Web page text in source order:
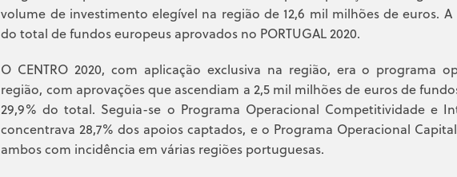
volume de investimento elegível na região de 12,6 mil milhões de euros. A
do total de fundos europeus aprovados no PORTUGAL 2020.
O CENTRO 2020, com aplicação exclusiva na região, era o programa
região, com aprovações que ascendiam a 2,5 mil milhões de euros de
29,9% do total. Seguia-se o Programa Operacional Competitividade e
concentrava 28,7% dos apoios captados, e o Programa Operacional
ambos com incidência em várias regiões portuguesas.